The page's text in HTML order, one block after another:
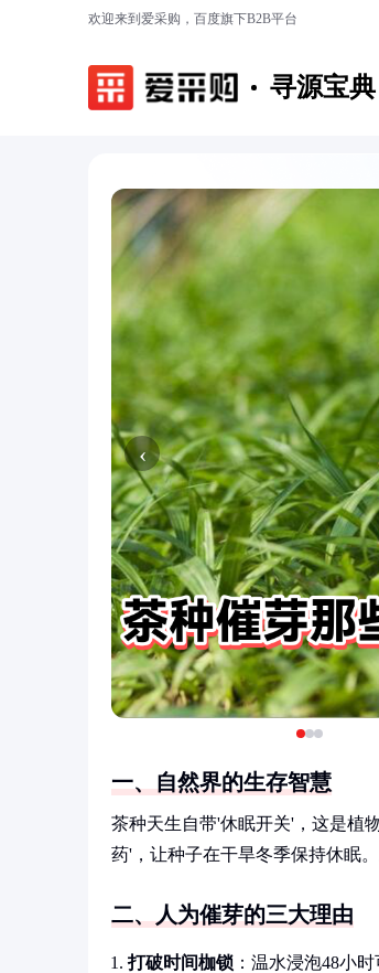
欢迎来到爱采购，百度旗下B2B平台
寻源宝典
‹
一、自然界的生存智慧
茶种天生自带'休眠开关'，这是植
药'，让种子在干旱冬季保持休眠
二、人为催芽的三大理由
打破时间枷锁 ：温水浸泡48小